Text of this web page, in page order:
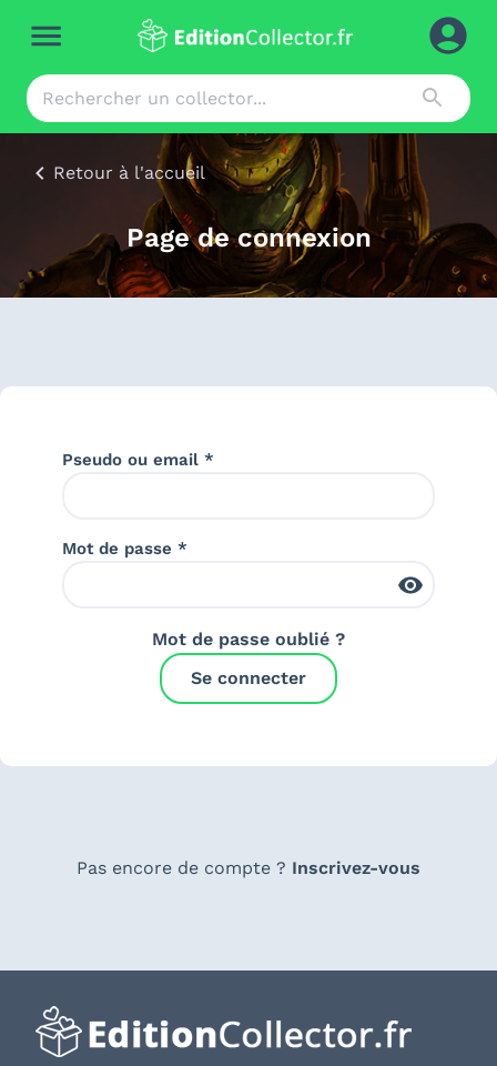
Retour à l'accueil
Page de connexion
Pseudo ou email *
Mot de passe *
Mot de passe oublié ?
Se connecter
Pas encore de compte ? Inscrivez-vous